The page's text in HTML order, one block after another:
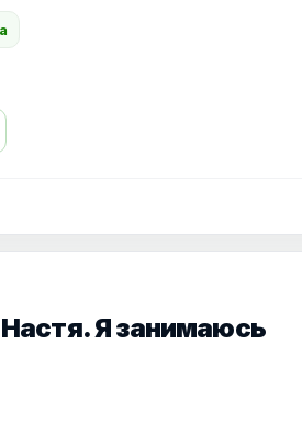
Я занимаюсь